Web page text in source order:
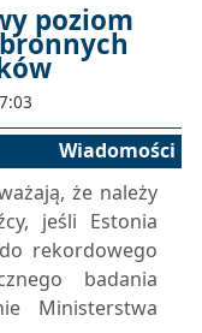
poziom
Wiadomości
że należy
jeśli Estonia
rekordowego
badania
Ministerstwa